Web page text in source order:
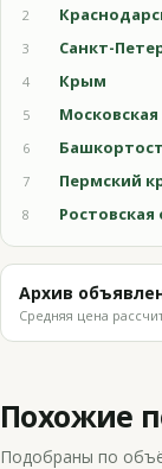
2
3
Санкт-
4
Крым
5
6
7
Пермский
8
Ростовская
Архив
Средняя цена
Похожие
Подобраны по